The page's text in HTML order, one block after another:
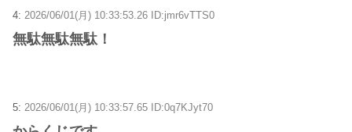
4: 2026/06/01(月) 10:33:53.26 ID:jmr6vTTS0
無駄無駄無駄！
5: 2026/06/01(月) 10:33:57.65 ID:0q7KJyt70